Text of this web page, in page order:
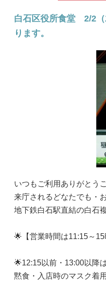
白石区役所食堂 2/2（
ります。
いつもご利用ありがとう
来庁されるどなたでも・
地下鉄白石駅直結の白石
🌟 【営業時間は11:15～
🌟12:15以前・13:00以降
黙食・入店時のマスク着